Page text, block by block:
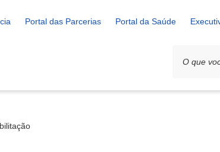
Portal das Parcerias Portal da Saúde
PONTOS E PONTÕES DE CULTURA